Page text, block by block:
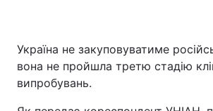
Україна не закуповуватиме
вона не пройшла третю стадію
випробувань.